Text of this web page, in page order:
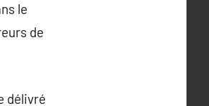
le
de
délivré